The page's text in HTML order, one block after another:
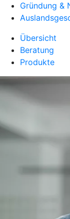
Gründung &
Übersicht
Beratung
Produkte